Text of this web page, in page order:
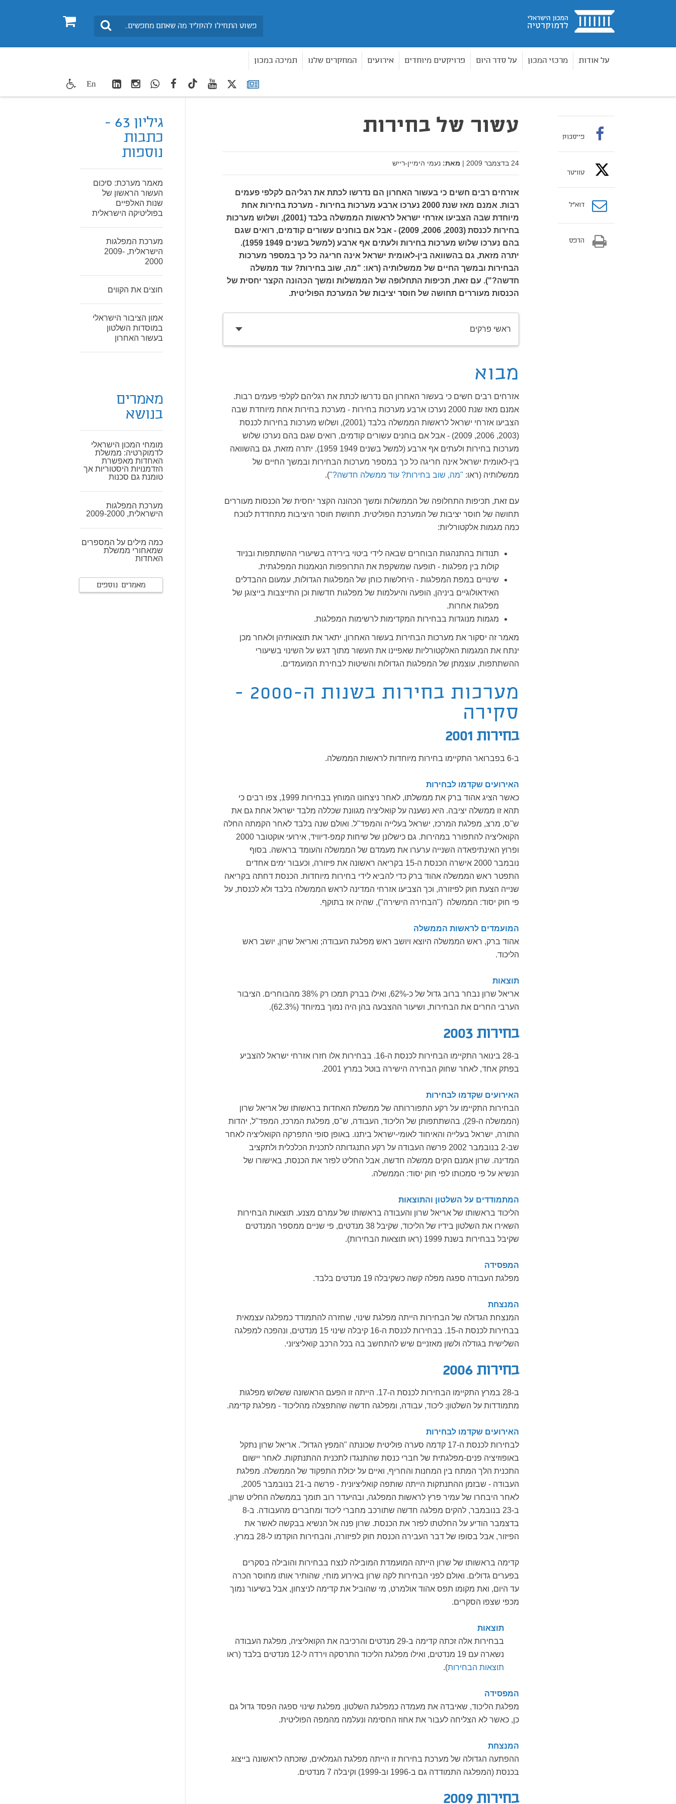
בית 0 חיפוש
על אודות מרכזי המכון על סדר היום פרויקטים מיוחדים אירועים המחקרים שלנו תמיכה במכון
רשימת
תפוצה
twitter
youtube
TikTok
facebook
WhatsApp
Instagram
LinkedIn
En
עשור של בחירות
24 בדצמבר 2009 | מאת: נעמי הימיין-רייש
אזרחים רבים חשים כי בעשור האחרון הם נדרשו לכתת את רגליהם לקלפי פעמים
רבות. אמנם מאז שנת 2000 נערכו ארבע מערכות בחירות - מערכת בחירות אחת
מיוחדת שבה הצביעו אזרחי ישראל לראשות הממשלה בלבד (2001), ושלוש מערכות
בחירות לכנסת (2003, 2006, 2009) - אבל אם בוחנים עשורים קודמים, רואים שגם
בהם נערכו שלוש מערכות בחירות ולעתים אף ארבע (למשל בשנים 1949 1959).
יתרה מזאת, גם בהשוואה בין-לאומית ישראל אינה חריגה כל כך במספר מערכות
הבחירות ובמשך החיים של ממשלותיה (ראו: "מה, שוב בחירות? עוד ממשלה
חדשה?"). עם זאת, תכיפות התחלופה של הממשלות ומשך הכהונה הקצר יחסית של
הכנסות מעוררים תחושה של חוסר יציבות של המערכת הפוליטית.
ראשי פרקים
מבוא
אזרחים רבים חשים כי בעשור האחרון הם נדרשו לכתת את רגליהם לקלפי פעמים רבות.
אמנם מאז שנת 2000 נערכו ארבע מערכות בחירות - מערכת בחירות אחת מיוחדת שבה
הצביעו אזרחי ישראל לראשות הממשלה בלבד (2001), ושלוש מערכות בחירות לכנסת
(2003, 2006, 2009) - אבל אם בוחנים עשורים קודמים, רואים שגם בהם נערכו שלוש
מערכות בחירות ולעתים אף ארבע (למשל בשנים 1949 1959). יתרה מזאת, גם בהשוואה
בין-לאומית ישראל אינה חריגה כל כך במספר מערכות הבחירות ובמשך החיים של
ממשלותיה (ראו: "מה, שוב בחירות? עוד ממשלה חדשה?").
עם זאת, תכיפות התחלופה של הממשלות ומשך הכהונה הקצר יחסית של הכנסות מעוררים
תחושה של חוסר יציבות של המערכת הפוליטית. תחושת חוסר היציבות מתחדדת לנוכח
כמה מגמות אלקטורליות:
תנודות בהתנהגות הבוחרים שבאה לידי ביטוי בירידה בשיעורי ההשתתפות ובניוד
קולות בין מפלגות - תופעה שמשקפת את התרופפות הנאמנות המפלגתית.
שינויים במפת המפלגות - היחלשות כוחן של המפלגות הגדולות, עמעום ההבדלים
האידאולוגיים ביניהן, הופעה והיעלמות של מפלגות חדשות וכן התייצבות בייצוגן של
מפלגות אחרות.
מגמות מנוגדות בבחירות המקדימות לרשימות המפלגות.
מאמר זה יסקור את מערכות הבחירות בעשור האחרון, יתאר את תוצאותיהן ולאחר מכן
ינתח את המגמות האלקטורליות שאפיינו את העשור מתוך דגש על השינוי בשיעורי
ההשתתפות, עוצמתן של המפלגות הגדולות והשיטות לבחירת המועמדים.
מערכות בחירות בשנות ה-2000 -
סקירה
בחירות 2001
ב-6 בפברואר התקיימו בחירות מיוחדות לראשות הממשלה.
האירועים שקדמו לבחירות
כאשר הציג אהוד ברק את ממשלתו, לאחר ניצחונו המוחץ בבחירות 1999, צפו רבים כי
תהא זו ממשלה יציבה. היא נשענה על קואליציה מגוונת שכללה מלבד ישראל אחת גם את
ש"ס, מרצ, מפלגת המרכז, ישראל בעלייה והמפד"ל. ואולם שנה בלבד לאחר הקמתה החלה
הקואליציה להתפורר במהירות. גם כישלונן של שיחות קמפ-דיוויד, אירועי אוקטובר 2000
ופרוץ האינתיפאדה השנייה ערערו את מעמדם של הממשלה והעומד בראשה. בסוף
נובמבר 2000 אישרה הכנסת ה-15 בקריאה ראשונה את פיזורה, וכעבור ימים אחדים
התפטר ראש הממשלה אהוד ברק כדי להביא לידי בחירות מיוחדות. הכנסת דחתה בקריאה
שנייה הצעת חוק לפיזורה, וכך הצביעו אזרחי המדינה לראש הממשלה בלבד ולא לכנסת, על
פי חוק יסוד: הממשלה ("הבחירה הישירה"), שהיה אז בתוקף.
המועמדים לראשות הממשלה
אהוד ברק, ראש הממשלה היוצא ויושב ראש מפלגת העבודה; ואריאל שרון, יושב ראש
הליכוד.
תוצאות
אריאל שרון נבחר ברוב גדול של כ-62%, ואילו בברק תמכו רק 38% מהבוחרים. הציבור
הערבי החרים את הבחירות, ושיעור ההצבעה בהן היה נמוך במיוחד (62.3%).
בחירות 2003
ב-28 בינואר התקיימו הבחירות לכנסת ה-16. בבחירות אלו חזרו אזרחי ישראל להצביע
בפתק אחד, לאחר שחוק הבחירה הישירה בוטל במרץ 2001.
האירועים שקדמו לבחירות
הבחירות התקיימו על רקע התפוררותה של ממשלת האחדות בראשותו של אריאל שרון
(הממשלה ה-29), בהשתתפותן של הליכוד, העבודה, ש"ס, מפלגת המרכז, המפד"ל, יהדות
התורה, ישראל בעלייה והאיחוד לאומי-ישראל ביתנו. באופן סופי התפרקה הקואליציה לאחר
שב-2 בנובמבר 2002 פרשה העבודה על רקע התנגדותה לתכנית הכלכלית ולתקציב
המדינה. שרון אמנם הקים ממשלה חדשה, אבל החליט לפזר את הכנסת, באישורו של
הנשיא על פי סמכותו לפי חוק יסוד: הממשלה.
המתמודדים על השלטון והתוצאות
הליכוד בראשותו של אריאל שרון והעבודה בראשותו של עמרם מצנע. תוצאות הבחירות
השאירו את השלטון בידיו של הליכוד, שקיבל 38 מנדטים, פי שניים ממספר המנדטים
שקיבל בבחירות בשנת 1999 (ראו תוצאות הבחירות).
המפסידה
מפלגת העבודה ספגה מפלה קשה כשקיבלה 19 מנדטים בלבד.
המנצחת
המנצחת הגדולה של הבחירות הייתה מפלגת שינוי, שחזרה להתמודד כמפלגה עצמאית
בבחירות לכנסת ה-15. בבחירות לכנסת ה-16 קיבלה שינוי 15 מנדטים, ונהפכה למפלגה
השלישית בגודלה ולשון מאזניים שיש להתחשב בה בכל הרכב קואליציוני.
בחירות 2006
ב-28 במרץ התקיימו הבחירות לכנסת ה-17. הייתה זו הפעם הראשונה ששלוש מפלגות
מתמודדות על השלטון: ליכוד, עבודה, ומפלגה חדשה שהתפצלה מהליכוד - מפלגת קדימה.
האירועים שקדמו לבחירות
לבחירות לכנסת ה-17 קדמה סערה פוליטית שכונתה "המפץ הגדול". אריאל שרון נתקל
באופוזיציה פנים-מפלגתית של חברי כנסת שהתנגדו לתכנית ההתנתקות. לאחר יישום
התכנית הלך המתח בין המחנות והחריף, ואיים על יכולת התפקוד של הממשלה. מפלגת
העבודה - שבזמן ההתנתקות הייתה שותפה קואליציונית - פרשה ב-21 בנובמבר 2005,
לאחר היבחרו של עמיר פרץ לראשות המפלגה, ובהיעדר רוב תומך בממשלה החליט שרון,
ב-23 בנובמבר, להקים מפלגה חדשה שתורכב מחברי ליכוד ומחברים מהעבודה. ב-8
בדצמבר הודיע על החלטתו לפזר את הכנסת. שרון פנה אל הנשיא בבקשה לאשר את
הפיזור, אבל בסופו של דבר העבירה הכנסת חוק לפיזורה, והבחירות הוקדמו ל-28 במרץ.
קדימה בראשותו של שרון הייתה המועמדת המובילה לנצח בבחירות והובילה בסקרים
בפערים גדולים. ואולם לפני הבחירות לקה שרון באירוע מוחי, שהותיר אותו מחוסר הכרה
עד היום, ואת מקומו תפס אהוד אולמרט, מי שהוביל את קדימה לניצחון, אבל בשיעור נמוך
מכפי שצפו הסקרים.
תוצאות
בבחירות אלה זכתה קדימה ב-29 מנדטים והרכיבה את הקואליציה, מפלגת העבודה
נשארה עם 19 מנדטים, ואילו מפלגת הליכוד התרסקה וירדה ל-12 מנדטים בלבד (ראו
תוצאות הבחירות).
המפסידה
מפלגת הליכוד, שאיבדה את מעמדה כמפלגת השלטון. מפלגת שינוי ספגה הפסד גדול גם
כן, כאשר לא הצליחה לעבור את אחוז החסימה ונעלמה מהמפה הפוליטית.
המנצחת
ההפתעה הגדולה של מערכת בחירות זו הייתה מפלגת הגמלאים, שזכתה לראשונה בייצוג
בכנסת (המפלגה התמודדה גם ב-1996 וב-1999) וקיבלה 7 מנדטים.
בחירות 2009
פייסבוק
טוויטר
דוא”ל
הדפס
גיליון 63 -
כתבות
נוספות
מאמר מערכת: סיכום
העשור הראשון של
שנות האלפיים
בפוליטיקה הישראלית
מערכת המפלגות
הישראלית, 2009-
2000
חוצים את הקווים
אמון הציבור הישראלי
במוסדות השלטון
בעשור האחרון
מאמרים
בנושא
מומחי המכון הישראלי
לדמוקרטיה: ממשלת
האחדות מאפשרת
הזדמנויות היסטוריות אך
טומנת גם סכנות
מערכת המפלגות
הישראלית, 2009-2000
כמה מילים על המספרים
שמאחורי ממשלת
האחדות
מאמרים נוספים